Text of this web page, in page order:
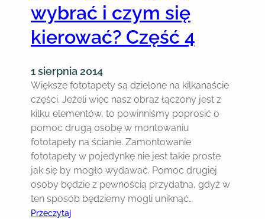
wybrać i czym się
kierować? Część 4
1 sierpnia 2014
Większe fototapety są dzielone na kilkanaście
części. Jeżeli więc nasz obraz łączony jest z
kilku elementów, to powinniśmy poprosić o
pomoc drugą osobę w montowaniu
fototapety na ścianie. Zamontowanie
fototapety w pojedynkę nie jest takie proste
jak się by mogło wydawać. Pomoc drugiej
osoby będzie z pewnością przydatna, gdyż w
ten sposób będziemy mogli uniknąć…
Przeczytaj: